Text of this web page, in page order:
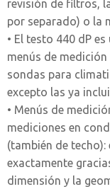
revisión de filtros,
por separado) o la
• El testo 440 dP
menús de
sondas para
excepto las ya
• Menús de
mediciones en
(también de
exactamente
dimensión y la